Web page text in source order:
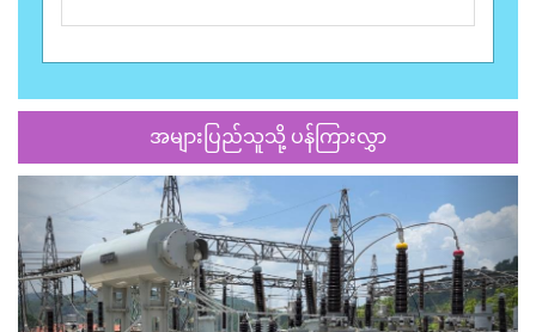
အများပြည်သူသို့ ပန်ကြားလွှာ
Previous